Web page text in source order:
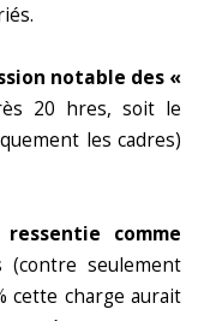
notable des «
20 hres, soit le
les cadres)
comme
(contre seulement
cette charge aurait